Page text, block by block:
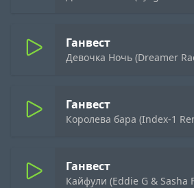
Ганвест
Девочка Ночь (Dreamer
Ганвест
Королева бара (Index-1
Ганвест
Кайфули (Eddie G & Sasha